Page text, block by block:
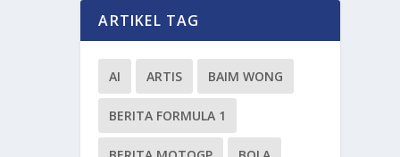
ARTIKEL TAG
AI ARTIS BAIM WONG
BERITA FORMULA 1